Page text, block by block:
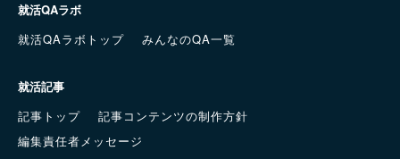
就活QAラボ
就活QAラボトップ
みんなのQA一覧
就活記事
記事トップ
記事コンテンツの制作方針
編集責任者メッセージ